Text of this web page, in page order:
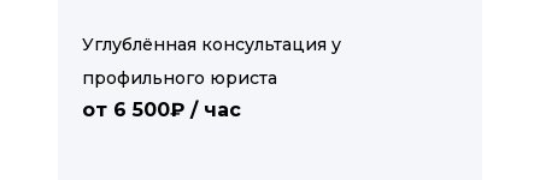
Углублённая консультация у
профильного юриста
от 6 500₽ / час